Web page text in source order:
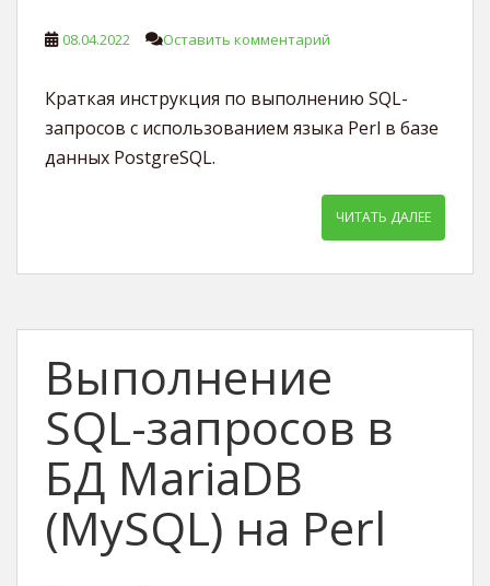
08.04.2022 Оставить комментарий
Краткая инструкция по выполнению SQL-
запросов с использованием языка Perl в базе
данных PostgreSQL.
ЧИТАТЬ ДАЛЕЕ
Выполнение
SQL-запросов в
БД MariaDB
(MySQL) на Perl